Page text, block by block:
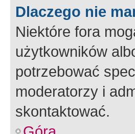
Dlaczego nie
Niektóre fora
użytkowników
potrzebować
moderatorzy i
skontaktować.